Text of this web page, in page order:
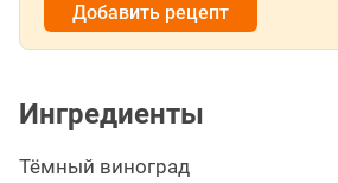
Добавить рецепт
Ингредиенты
Тёмный виноград